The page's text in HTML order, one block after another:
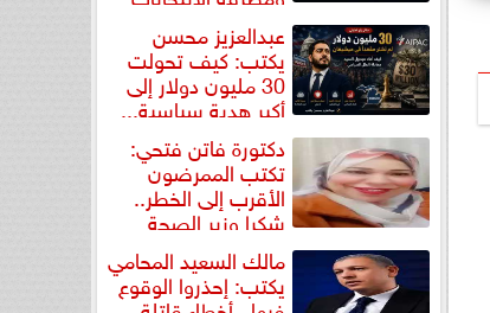
عبدالعزيز محسن
يكتب: كيف تحولت
30 مليون دولار إلى
أكبر هدية سياسية...
دكتورة فاتن فتحي:
تكتب الممرضون
الأقرب إلى الخطر..
شكرا وزير الصحة
لتكريم... مالك السعيد المحامي
يكتب: إحذروا الوقوع